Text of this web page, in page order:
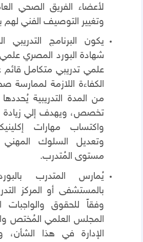
لأعضاء الفريق الصحي
وتغيير التوصيف الفني لهم
يكون البرنامج
شهادة البورد المصري
علمي تدريبي متكامل
الكفاءة اللازمة لممارسة
من المدة التدريبية
تخصص، ويهدف إلي زيادة
واكتساب مهارات
وتعديل السلوك
مستوى المُتدرب.
يُمارس المتدرب
بالمستشفى أو المركز
وفقاً للحقوق والواجبات
المجلس العلمي المُختص
الإدارة في هذا الشأن،